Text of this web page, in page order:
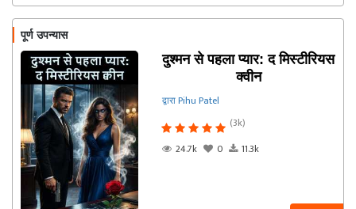
पूर्ण उपन्यास
दुश्मन से पहला प्यार: द मिस्टीरियस
क्वीन
द्वारा Pihu Patel
(3k)
24.7k
0 11.3k